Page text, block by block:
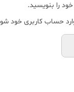
را بنویسید.
حساب کاربری خود